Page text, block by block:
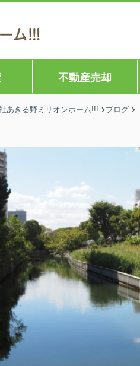
不動産売却
あきる野ミリオンホーム!!! ブログ